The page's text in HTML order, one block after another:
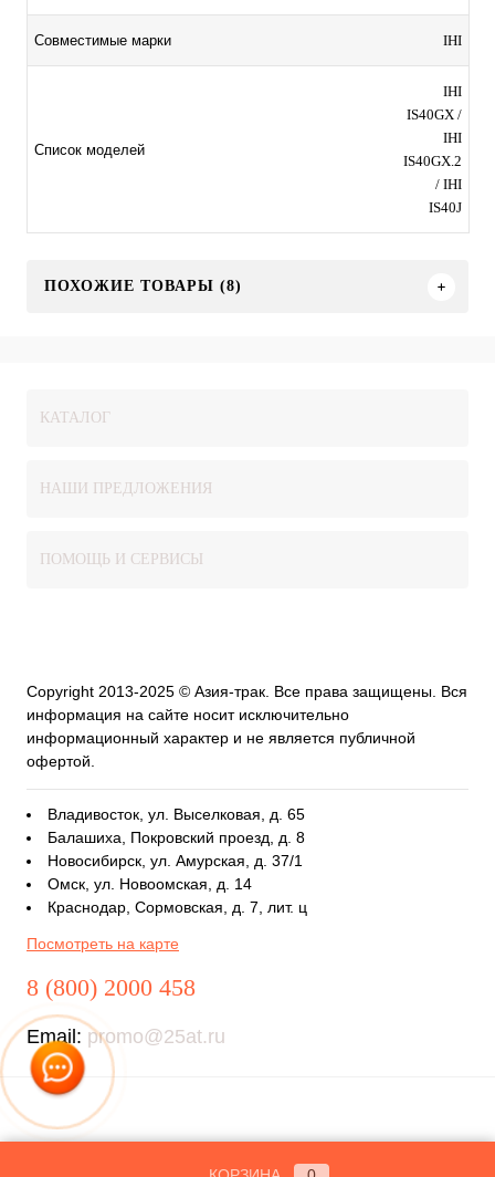
Совместимые марки IHI
Список моделей
IHI
IS40GX /
IHI
IS40GX.2
/ IHI
IS40J
ПОХОЖИЕ ТОВАРЫ (8)
КАТАЛОГ
НАШИ ПРЕДЛОЖЕНИЯ
ПОМОЩЬ И СЕРВИСЫ
Copyright 2013-2025 © Азия-трак. Все права защищены. Вся
информация на сайте носит исключительно
информационный характер и не является публичной
офертой.
Владивосток, ул. Выселковая, д. 65
Балашиха, Покровский проезд, д. 8
Новосибирск, ул. Амурская, д. 37/1
Омск, ул. Новоомская, д. 14
Краснодар, Сормовская, д. 7, лит. ц
Посмотреть на карте
8 (800) 2000 458
Email: promo@25at.ru